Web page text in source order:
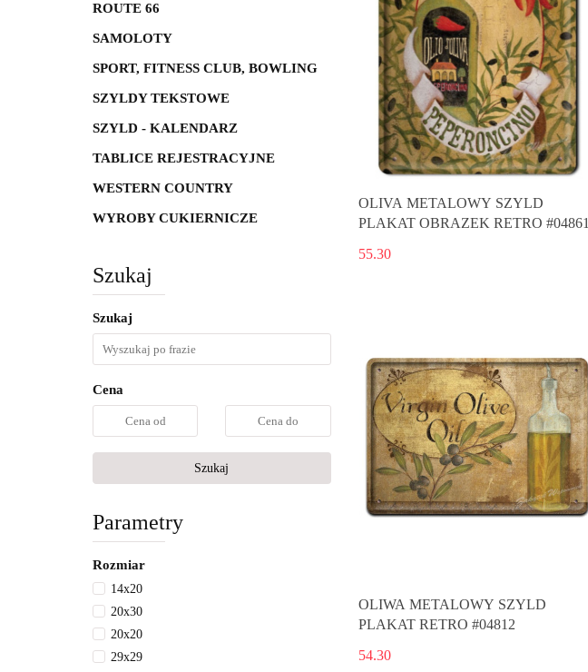
ROUTE 66
SAMOLOTY
SPORT, FITNESS CLUB, BOWLING
SZYLDY TEKSTOWE
SZYLD - KALENDARZ
TABLICE REJESTRACYJNE
WESTERN COUNTRY
WYROBY CUKIERNICZE
Szukaj
Szukaj
Cena
Szukaj
Parametry
Rozmiar
14x20
20x30
20x20
29x29
OLIVA METALOWY SZYLD
PLAKAT OBRAZEK RETRO #04861
55.30
OLIWA METALOWY SZYLD
PLAKAT RETRO #04812
54.30